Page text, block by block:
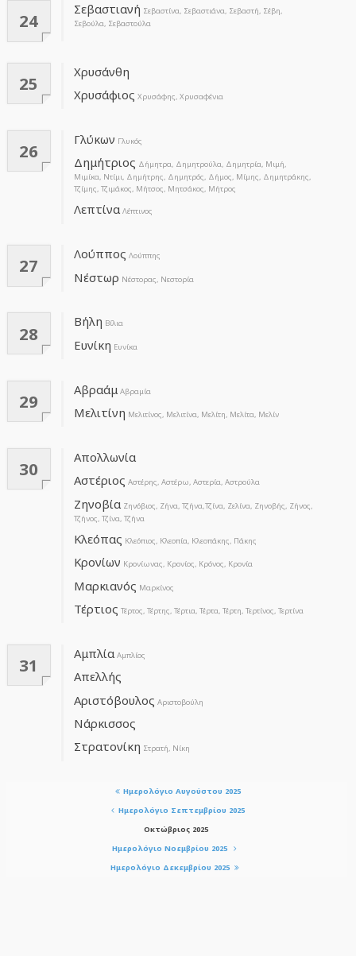
24
Σεβαστιανή Σεβαστίνα, Σεβαστιάνα, Σεβαστή, Σέβη,
Σεβούλα, Σεβαστούλα
25
Χρυσάνθη
Χρυσάφιος Χρυσάφης, Χρυσαφένια
26
Γλύκων Γλυκός
Δημήτριος Δήμητρα, Δημητρούλα, Δημητρία, Μιμή,
Μιμίκα, Ντίμι, Δημήτρης, Δημητρός, Δήμος, Μίμης, Δημητράκης,
Τζίμης, Τζιμάκος, Μήτσος, Μητσάκος, Μήτρος
Λεπτίνα Λέπτινος
27
Λούππος Λούππης
Νέστωρ Νέστορας, Νεστορία
28
Βήλη Βίλια
Ευνίκη Ευνίκα
29
Αβραάμ Αβραμία
Μελιτίνη Μελιτίνος, Μελιτίνα, Μελίτη, Μελίτα, Μελίν
30
Απολλωνία
Αστέριος Αστέρης, Αστέρω, Αστερία, Αστρούλα
Ζηνοβία Ζηνόβιος, Ζήνα, Τζήνα,Τζίνα, Ζελίνα, Ζηνοβής, Ζήνος,
Τζήνος, Τζίνα, Τζήνα
Κλεόπας Κλεόπιος, Κλεοπία, Κλεοπάκης, Πάκης
Κρονίων Κρονίωνας, Κρονίος, Κρόνος, Κρονία
Μαρκιανός Μαρκίνος
Τέρτιος Τέρτος, Τέρτης, Τέρτια, Τέρτα, Τέρτη, Τερτίνος, Τερτίνα
31
Αμπλία Αμπλίος
Απελλής
Αριστόβουλος Αριστοβούλη
Νάρκισσος
Στρατονίκη Στρατή, Νίκη
Ημερολόγιο Αυγούστου 2025
Ημερολόγιο Σεπτεμβρίου 2025
Οκτώβριος 2025
Ημερολόγιο Νοεμβρίου 2025
Ημερολόγιο Δεκεμβρίου 2025